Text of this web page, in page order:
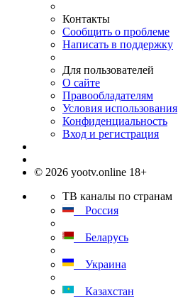
Контакты
Сообщить о проблеме
Написать в поддержку
Для пользователей
О сайте
Правообладателям
Условия использования
Конфиденциальность
Вход и регистрация
© 2026 yootv.online 18+
ТВ каналы по странам
Россия
Беларусь
Украина
Казахстан